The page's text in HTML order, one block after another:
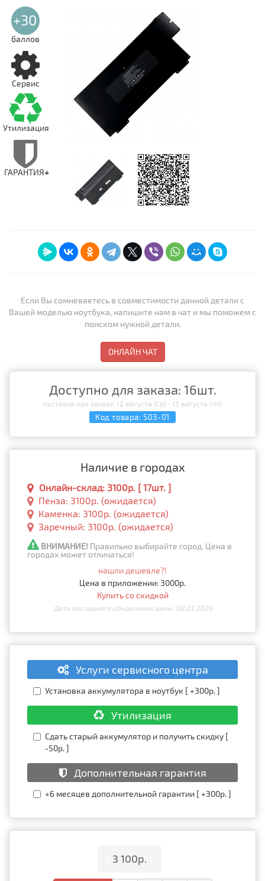
+30
баллов
Сервис
Утилизация
ГАРАНТИЯ+
Если Вы сомневаетесь в совместимости данной детали с
Вашей моделью ноутбука, напишите нам в чат и мы поможем с
поиском нужной детали.
ОНЛАЙН ЧАТ
Доступно для заказа: 16шт.
поставка при заказе: 12 августа (Ср) - 13 августа (Чт)
Код товара: 503-01
Наличие в городах
Онлайн-склад: 3100р. [ 17шт. ]
Пенза: 3100р. (ожидается)
Каменка: 3100р. (ожидается)
Заречный: 3100р. (ожидается)
ВНИМАНИЕ! Правильно выбирайте город. Цена в
городах может отличаться!
нашли дешевле?!
Цена в приложении: 3000р.
Купить со скидкой
Дата последнего обновления цены: 08.03.2026
Услуги сервисного центра
Установка аккумулятора в ноутбук [ +300р. ]
Утилизация
Сдать старый аккумулятор и получить скидку [
-50р. ]
Дополнительная гарантия
+6 месяцев дополнительной гарантии [ +300р. ]
3 100р.